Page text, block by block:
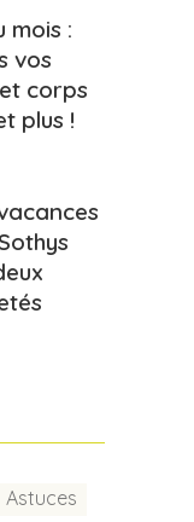
mois :
vos
corps
plus !
Astuces